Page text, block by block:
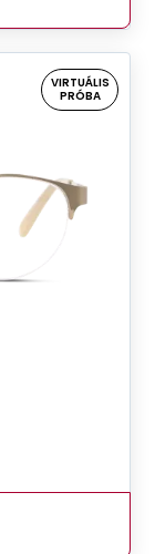
VIRTUÁLIS
PRÓBA